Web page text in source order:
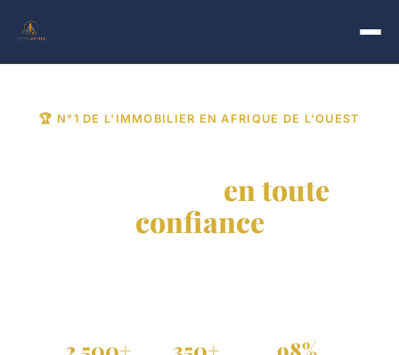
🏆 N°1 DE L'IMMOBILIER EN AFRIQUE DE L'OUEST
en toute
confiance